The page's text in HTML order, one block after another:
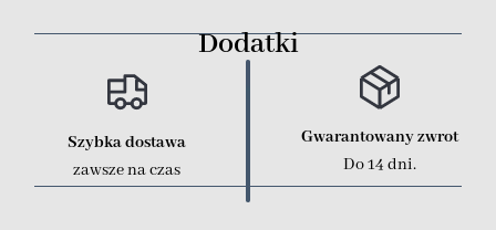
Dodatki
Szybka dostawa
zawsze na czas
Gwarantowany zwrot
Do 14 dni.